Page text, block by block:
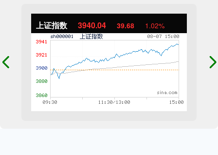
上证指数 3940.04 39.68 1.02%